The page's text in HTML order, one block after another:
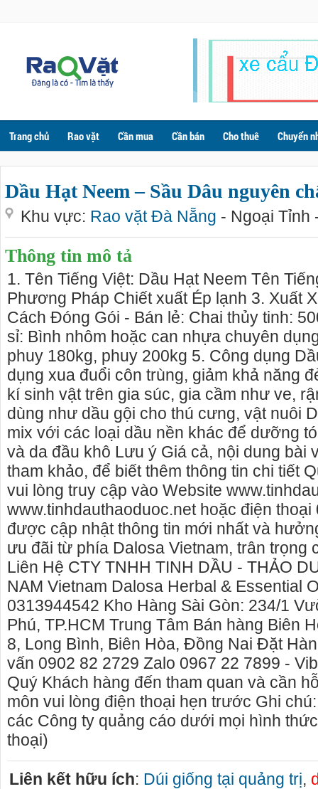
Trang chủ Rao vặt Cần mua Cần bán Cho thuê Chuyển
Dầu Hạt Neem – Sầu Dâu nguyên
Khu vực: Rao vặt Đà Nẵng - Ngoại Tỉnh
Thông tin mô tả
1. Tên Tiếng Việt: Dầu Hạt Neem Tên
Phương Pháp Chiết xuất Ép lạnh 3. Xuất
Cách Đóng Gói - Bán lẻ: Chai thủy tinh:
sỉ: Bình nhôm hoặc can nhựa chuyên
phuy 180kg, phuy 200kg 5. Công dụng
dụng xua đuổi côn trùng, giảm khả năng
kí sinh vật trên gia súc, gia cầm như ve,
dùng như dầu gội cho thú cưng, vật nuôi
mix với các loại dầu nền khác để dưỡng
và da đầu khô Lưu ý Giá cả, nội dung bài
tham khảo, để biết thêm thông tin chi tiết
vui lòng truy cập vào Website
www.tinhdauthaoduoc.net hoặc điện thoại
được cập nhật thông tin mới nhất và
ưu đãi từ phía Dalosa Vietnam, trân trọng
Liên Hệ CTY TNHH TINH DẦU - THẢO
NAM Vietnam Dalosa Herbal & Essential
0313944542 Kho Hàng Sài Gòn: 234/1
Phú, TP.HCM Trung Tâm Bán hàng Biên
8, Long Bình, Biên Hòa, Đồng Nai Đặt
vấn 0902 82 2729 Zalo 0967 22 7899 -
Quý Khách hàng đến tham quan và cần
môn vui lòng điện thoại hẹn trước Ghi
các Công ty quảng cáo dưới mọi hình
thoại)
Liên kết hữu ích: Dúi giống tại quảng trị,
cho thue xe may phu
phú yên
0387560028 cho thuê xe
thuê xe máy ở tại Tuy Hòa
nhà nguyên căn Phú Yên, chuyên cho
nguyên căn tại Phú Yên
tôi hiên đang cho thuê nhà nguyên căn
Hòa - Phú Yên.